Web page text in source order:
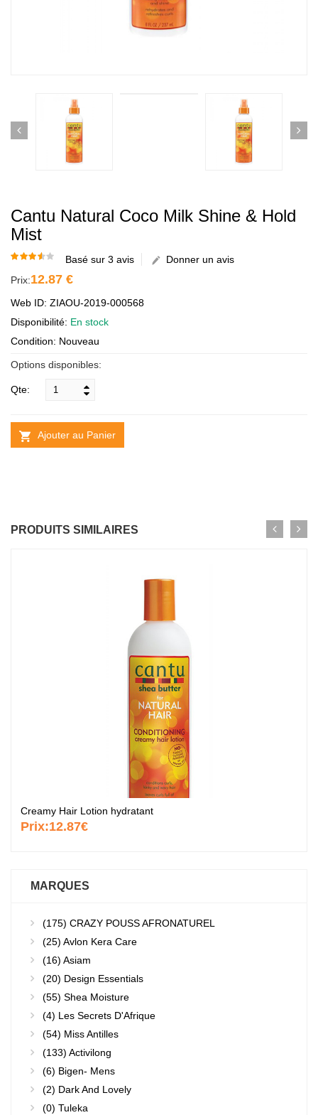
Cantu Natural Coco Milk Shine & Hold
Mist
Basé sur 3 avis
Donner un avis
Prix:12.87 €
Web ID: ZIAOU-2019-000568
Disponibilité: En stock
Condition: Nouveau
Options disponibles:
Qte:
Ajouter au Panier
PRODUITS SIMILAIRES
Creamy Hair Lotion hydratant
Prix:12.87€
MARQUES
(175) CRAZY POUSS AFRONATUREL
(25) Avlon Kera Care
(16) Asiam
(20) Design Essentials
(55) Shea Moisture
(4) Les Secrets D'Afrique
(54) Miss Antilles
(133) Activilong
(6) Bigen- Mens
(2) Dark And Lovely
(0) Tuleka